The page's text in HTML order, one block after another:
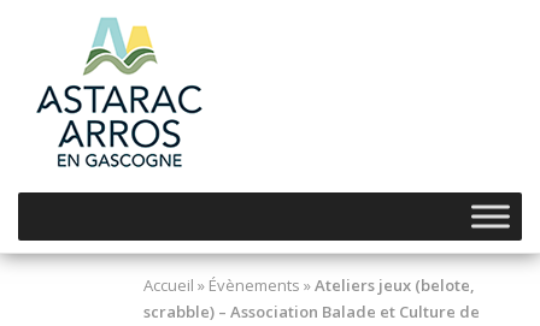
Accueil » Évènements »Ateliers jeux (belote,
scrabble) – Association Balade et Culture de